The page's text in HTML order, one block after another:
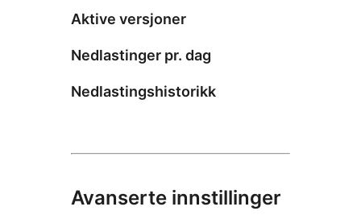
Aktive versjoner
Nedlastinger pr. dag
Nedlastingshistorikk
Avanserte innstillinger